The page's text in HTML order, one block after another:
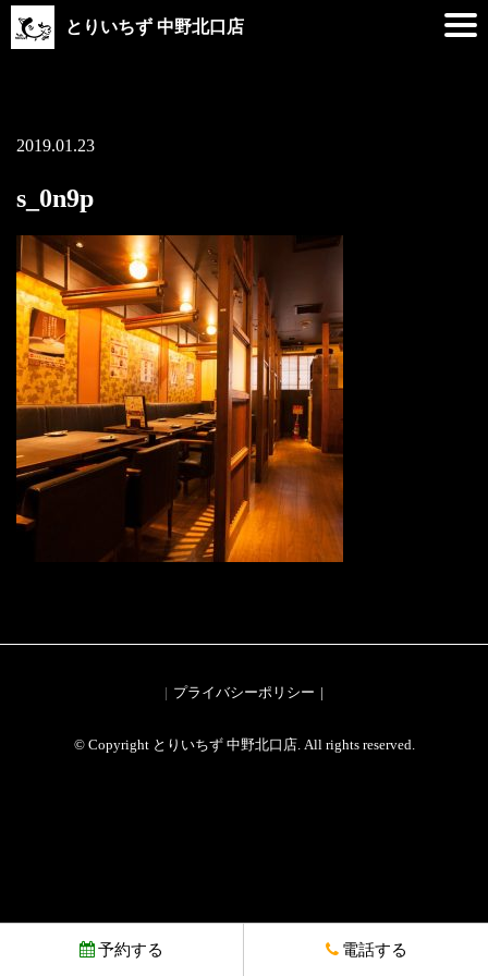
とりいちず 中野北口店
2019.01.23
s_0n9p
プライバシーポリシー
© Copyright とりいちず 中野北口店. All rights reserved.
予約する 電話する